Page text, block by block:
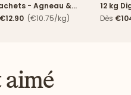
- Agneau &
verts
€12.90 (€10.75/kg)
12 kg
boîtes
Dès